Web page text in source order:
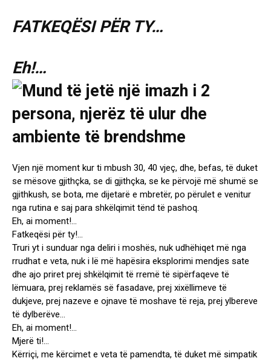
FATKEQËSI PËR TY…
Eh!…
Vjen një moment kur ti mbush 30, 40 vjeç, dhe, befas, të duket
se mësove gjithçka, se di gjithçka, se ke përvojë më shumë se
gjithkush, se bota, me dijetarë e mbretër, po përulet e venitur
nga rutina e saj para shkëlqimit tënd të pashoq.
Eh, ai moment!…
Fatkeqësi për ty!…
Truri yt i sunduar nga deliri i moshës, nuk udhëhiqet më nga
rrudhat e veta, nuk i lë më hapësira eksplorimi mendjes sate
dhe ajo priret prej shkëlqimit të rremë të sipërfaqeve të
lëmuara, prej reklamës së fasadave, prej xixëllimeve të
dukjeve, prej nazeve e ojnave të moshave të reja, prej ylbereve
të dylberëve…
Eh, ai moment!…
Mjerë ti!…
Kërriçi, me kërcimet e veta të pamendta, të duket më simpatik